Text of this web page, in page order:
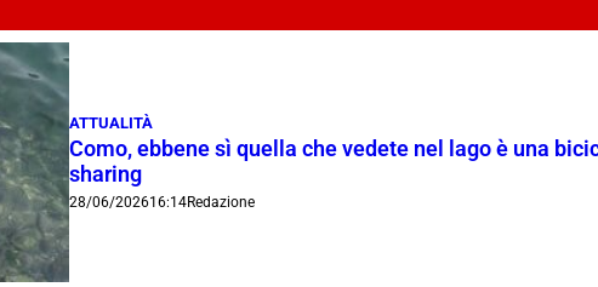
ATTUALITÀ
Como, ebbene sì quella che vedete nel lago è una
sharing
28/06/202616:14Redazione